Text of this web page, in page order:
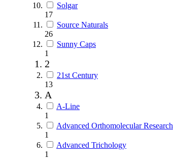
Solgar
17
Source Naturals
26
Sunny Caps
1
2
21st Century
13
A
A-Line
1
Advanced Orthomolecular Research
1
Advanced Trichology
1